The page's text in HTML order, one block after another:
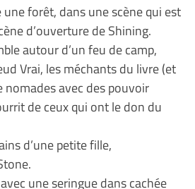
forêt, dans une scène qui est
d’ouverture de Shining.
autour d’un feu de camp,
Vrai, les méchants du livre (et
avec des pouvoir
de ceux qui ont le don du
d’une petite fille,
une seringue dans cachée